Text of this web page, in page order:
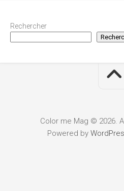
Rechercher
Color me Mag © 2026.
Powered by